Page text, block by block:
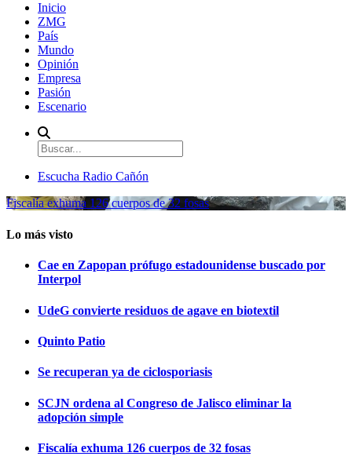
Inicio
ZMG
País
Mundo
Opinión
Empresa
Pasión
Escenario
Escucha Radio Cañón
Fiscalía exhuma 126 cuerpos de 32 fosas
Lo más visto
Cae en Zapopan prófugo estadounidense buscado por
Interpol
UdeG convierte residuos de agave en biotextil
Quinto Patio
Se recuperan ya de ciclosporiasis
SCJN ordena al Congreso de Jalisco eliminar la
adopción simple
Fiscalía exhuma 126 cuerpos de 32 fosas